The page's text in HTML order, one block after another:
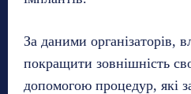
За даними організаторів,
покращити зовнішність
допомогою процедур, які